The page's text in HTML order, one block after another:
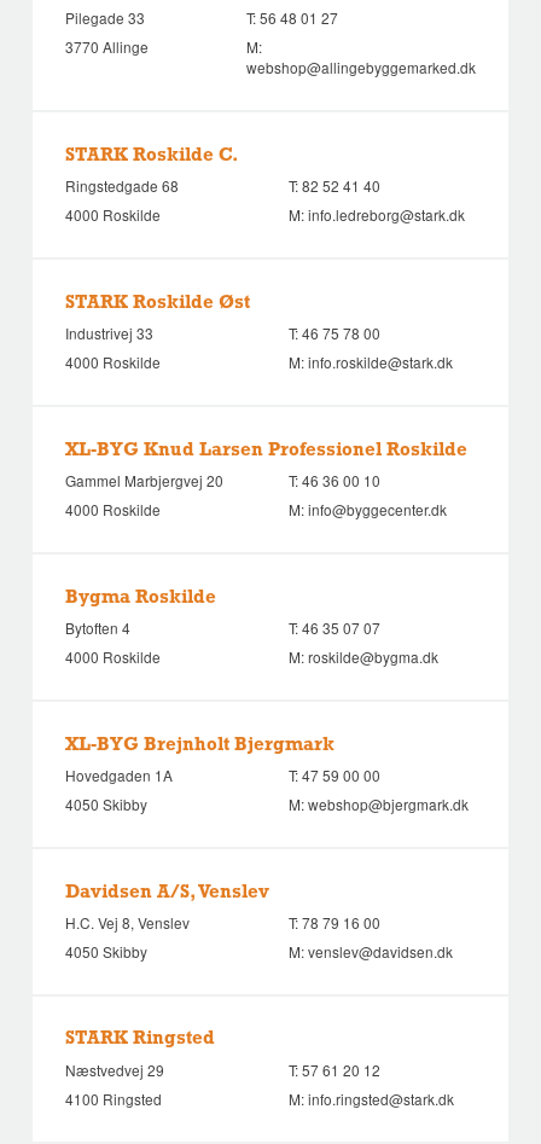
Pilegade 33
3770 Allinge
T:56 48 01 27
M:
webshop@allingebyggemarked.dk
STARK Roskilde C.
Ringstedgade 68
4000 Roskilde
T:82 52 41 40
M:info.ledreborg@stark.dk
STARK Roskilde Øst
Industrivej 33
4000 Roskilde
T:46 75 78 00
M:info.roskilde@stark.dk
XL-BYG Knud Larsen Professionel Roskilde
Gammel Marbjergvej 20
4000 Roskilde
T:46 36 00 10
M:info@byggecenter.dk
Bygma Roskilde
Bytoften 4
4000 Roskilde
T:46 35 07 07
M:roskilde@bygma.dk
XL-BYG Brejnholt Bjergmark
Hovedgaden 1A
4050 Skibby
T:47 59 00 00
M:webshop@bjergmark.dk
Davidsen A/S, Venslev
H.C. Vej 8, Venslev
4050 Skibby
T:78 79 16 00
M:venslev@davidsen.dk
STARK Ringsted
Næstvedvej 29
4100 Ringsted
T:57 61 20 12
M:info.ringsted@stark.dk